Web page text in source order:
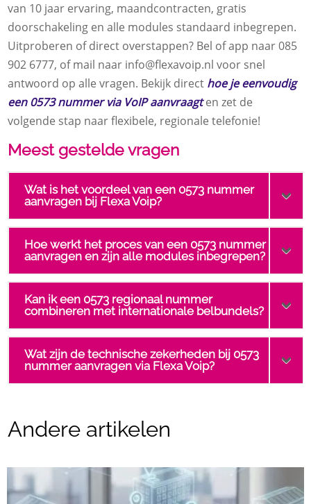
van 10 jaar ervaring, maandcontracten, gratis
doorschakeling en alle modules standaard inbegrepen.
Uitproberen of direct overstappen? Bel of app naar 085
902 6777, of mail naar info@flexavoip.nl voor snel
antwoord op alle vragen. Bekijk direct hoe je eenvoudig
een 0573 nummer via VoIP aanvraagten zet de
volgende stap naar flexibele, regionale telefonie!
Meest gestelde vragen
Wat is het voordeel van een 0573 nummer
aanvragen bij Flexa Voip?
Hoe werkt het proces van een 0573 nummer
aanvragen en zijn alle modules inbegrepen?
Kan ik een 0573 regionaal nummer
combineren met internationale belbundels?
Wat zijn de technische zekerheden bij 0573
nummer aanvragen via Flexa Voip?
Andere artikelen